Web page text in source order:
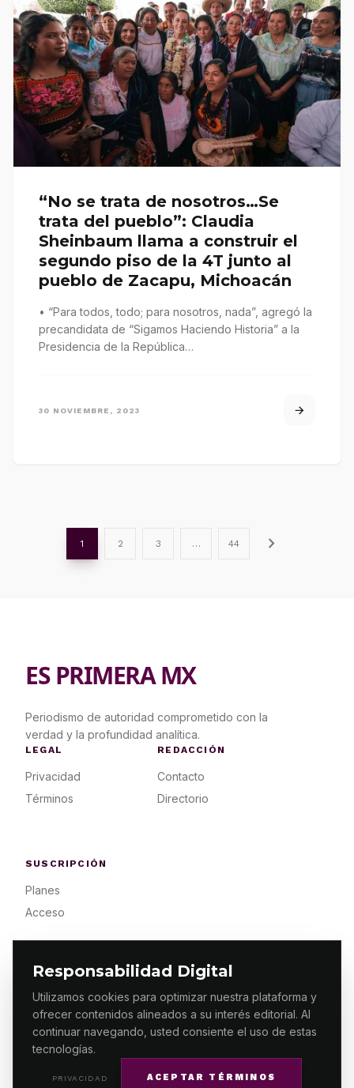
Responsabilidad Digital
Utilizamos cookies para optimizar nuestra plataforma y
ofrecer contenidos alineados a su interés editorial. Al
continuar navegando, usted consiente el uso de estas
tecnologías.
PRIVACIDAD ACEPTAR TÉRMINOS
“No se trata de nosotros…Se
trata del pueblo”: Claudia
Sheinbaum llama a construir el
segundo piso de la 4T junto al
pueblo de Zacapu, Michoacán
• “Para todos, todo; para nosotros, nada”, agregó la
precandidata de “Sigamos Haciendo Historia” a la
Presidencia de la República…
30 NOVIEMBRE, 2023
1 2 3 … 44 chevron_right
ES PRIMERA MX
Periodismo de autoridad comprometido con la
verdad y la profundidad analítica.
LEGAL
Privacidad
Términos
REDACCIÓN
Contacto
Directorio
SUSCRIPCIÓN
Planes
Acceso
© 2026 ES PRIMERA MX. ALGUNOS DERECHOS
RESERVADOS / DESIGNMAKING.MX